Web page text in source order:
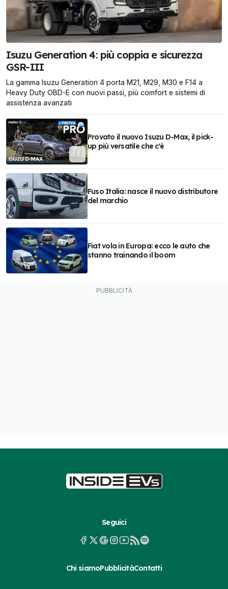
Isuzu Generation 4: più coppia e sicurezza
GSR-III
La gamma Isuzu Generation 4 porta M21, M29, M30 e F14 a
Heavy Duty OBD-E con nuovi passi, più comfort e sistemi di
assistenza avanzati
Provato il nuovo Isuzu D-Max, il pick-
up più versatile che c'è
Fuso Italia: nasce il nuovo distributore
del marchio
Fiat vola in Europa: ecco le auto che
stanno trainando il boom
Seguici
Chi siamoPubblicitàContatti